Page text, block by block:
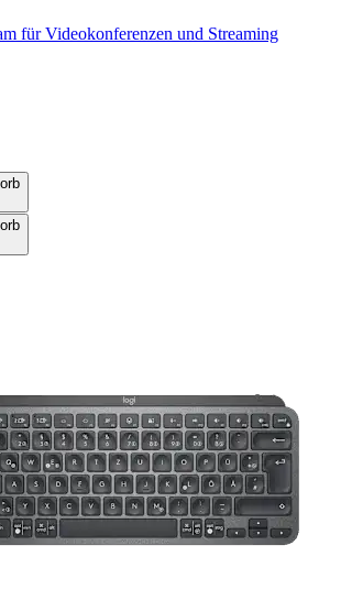
für Videokonferenzen und Streaming